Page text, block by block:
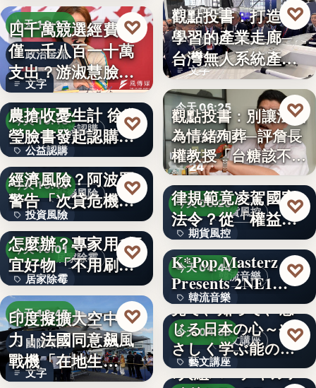
今天 19:17
政治金流
文字
四千萬競選經費，
僅一千八百一十萬
支出？游淑慧臉書
追問鄭：…
♡
公益認購
今天 19:15
公益認購
文字
颱風來襲 五峰鄉果
農搶收憂生計 徐欣
瑩臉書發起認購水
梨行…
♡
投資風險
今天 19:10
投資風險
文字
AI投資恐成下一個
經濟風險？阿波羅
警告「次貸危機
式」逆轉…
♡
居家除霉
今天 19:01
居家除霉
文字
牆壁反覆潮濕發霉
怎麼辦？專家用1便
宜好物「不用刷清
除陳年…
♡
今天 18:45
國防軍購
文字
印度擬擴大空中戰
力！法國同意飆風
戰機「在地生
產」，機隊規…
♡
今天 06:30
產業戰略
文字
觀點投書：打造會
學習的產業走廊─
台灣無人系統產業
需要的是…
♡
今天 06:25
食安法治
24
觀點投書：別讓法治
為情緒殉葬─評詹長
權教授「台糖該不該
通…
♡
期貨風控
今天 06:20
期貨風控
文字
觀點投書：公會自
律規範竟凌駕國家
法令？從「權益
數」定義看…
♡
韓流音樂
今天 04:44
韓流音樂
文字
K*Pop Masterz
Presents 2NE1…
♡
藝文講座
今天 04:39
藝文講座
見て、知って、感
じる日本の心～や
さしく学ぶ能の世
界へ
♡
7人組バーチャルア